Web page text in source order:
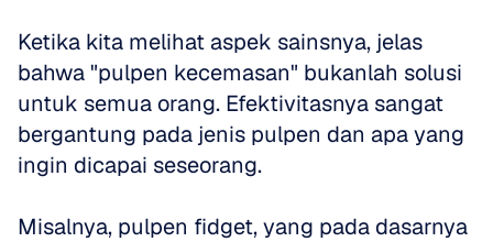
Ketika kita melihat aspek sainsnya, jelas
bahwa "pulpen kecemasan" bukanlah solusi
untuk semua orang. Efektivitasnya sangat
bergantung pada jenis pulpen dan apa yang
ingin dicapai seseorang.
Misalnya, pulpen fidget, yang pada dasarnya